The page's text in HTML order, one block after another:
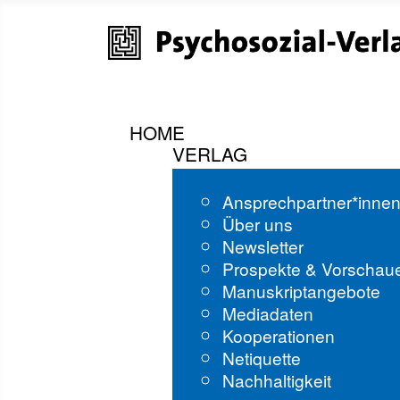
HOME
VERLAG
Über uns
Newsletter
Prospekte &
Manuskriptangebote
Mediadaten
Kooperationen
Netiquette
Nachhaltigkeit